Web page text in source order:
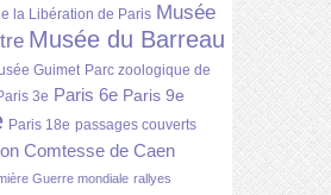
la Libération de Paris Musée
Musée du Barreau
Guimet Parc zoologique de
3e Paris 6e Paris 9e
Paris 18e passages couverts
Comtesse de Caen
Guerre mondiale rallyes